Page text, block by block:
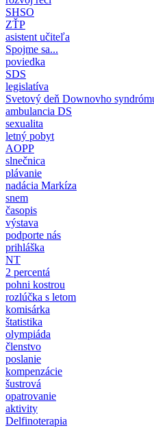
SHSO
ZŤP
asistent učiteľa
Spojme sa...
poviedka
SDS
legislatíva
Svetový deň Downovho
ambulancia DS
sexualita
letný pobyt
AOPP
slnečnica
plávanie
nadácia Markíza
snem
časopis
výstava
podporte nás
prihláška
NT
2 percentá
pohni kostrou
rozlúčka s letom
komisárka
štatistika
olympiáda
členstvo
poslanie
kompenzácie
šustrová
opatrovanie
aktivity
Delfinoterapia